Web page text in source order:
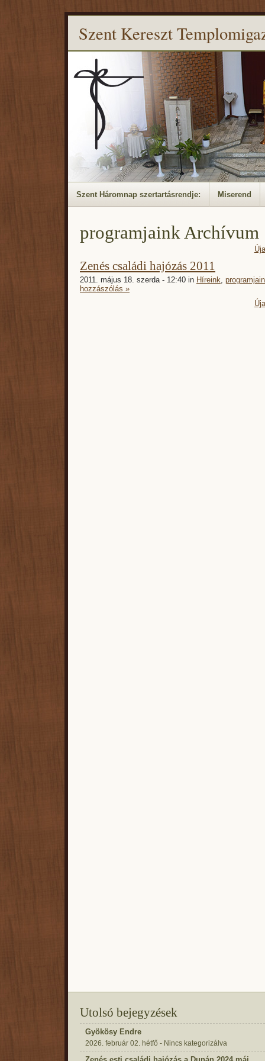
Szent Kereszt
Szent Háromnap szertartásrendje: Miserend
programjaink Archívum
Zenés családi hajózás 2011
2011. május 18. szerda - 12:40 in Híreink
hozzászólás »
Utolsó bejegyzések
Gyökösy Endre
2026. február 02. hétfő - Nincs kategorizálva